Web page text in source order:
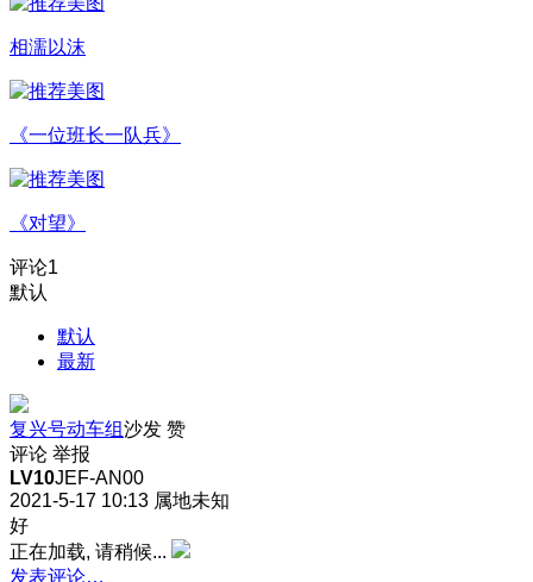
相濡以沫
《一位班长一队兵》
《对望》
评论1
默认
默认
最新
复兴号动车组沙发 赞
评论 举报
LV10JEF-AN00
2021-5-17 10:13 属地未知
好
正在加载, 请稍候...
发表评论…